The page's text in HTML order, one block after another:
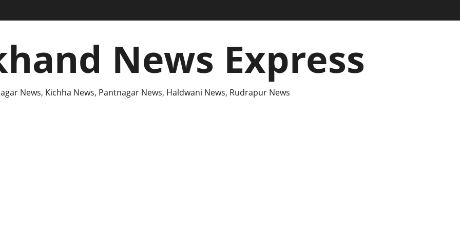
News Express
News, Kichha News, Pantnagar News, Haldwani News, Rudrapur News